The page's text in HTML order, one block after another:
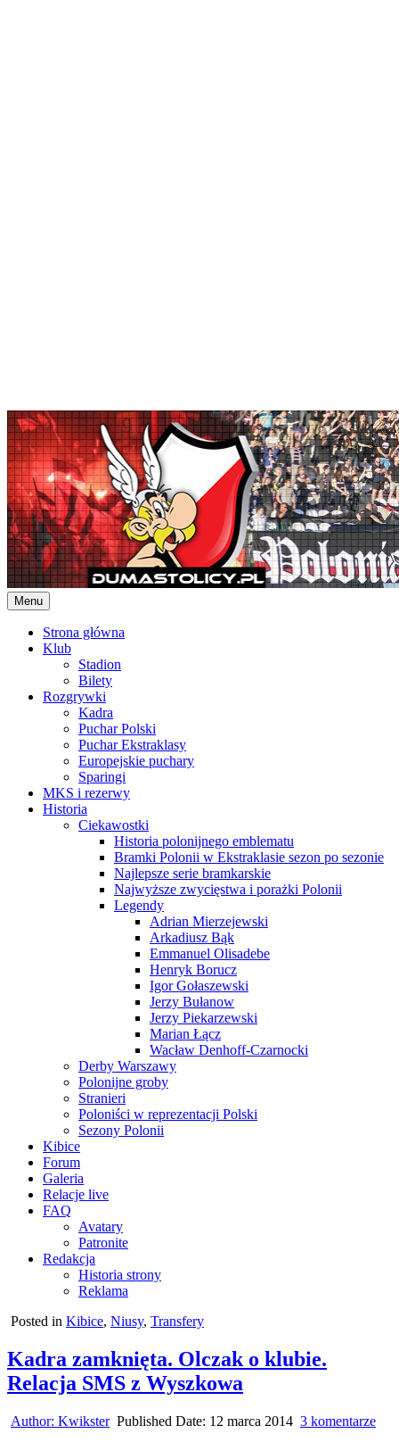
Skip
to
content
Menu
Strona główna
Klub
Stadion
Bilety
Rozgrywki
Kadra
Puchar Polski
Puchar Ekstraklasy
Europejskie puchary
Sparingi
MKS i rezerwy
Historia
Ciekawostki
Historia polonijnego emblematu
Bramki Polonii w Ekstraklasie sezon po sezonie
Najlepsze serie bramkarskie
Najwyższe zwycięstwa i porażki Polonii
Legendy
Adrian Mierzejewski
Arkadiusz Bąk
Emmanuel Olisadebe
Henryk Borucz
Igor Gołaszewski
Jerzy Bułanow
Jerzy Piekarzewski
Marian Łącz
Wacław Denhoff-Czarnocki
Derby Warszawy
Polonijne groby
Stranieri
Poloniści w reprezentacji Polski
Sezony Polonii
Kibice
Forum
Galeria
Relacje live
FAQ
Avatary
Patronite
Redakcja
Historia strony
Reklama
Posted in Kibice, Niusy, Transfery
Kadra zamknięta. Olczak o klubie.
Relacja SMS z Wyszkowa
Author: Kwikster Published Date: 12 marca 2014 3 komentarzedo